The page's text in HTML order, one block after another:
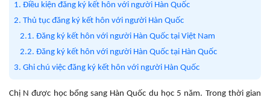
1. Điều kiện đăng ký kết hôn với người Hàn Quốc
2. Thủ tục đăng ký kết hôn với người Hàn Quốc
2.1. Đăng ký kết hôn với người Hàn Quốc tại Việt Nam
2.2. Đăng ký kết hôn với người Hàn Quốc tại Hàn Quốc
3. Ghi chú việc đăng ký kết hôn với người Hàn Quốc
Chị N được học bổng sang Hàn Quốc du học 5 năm. Trong thời gian